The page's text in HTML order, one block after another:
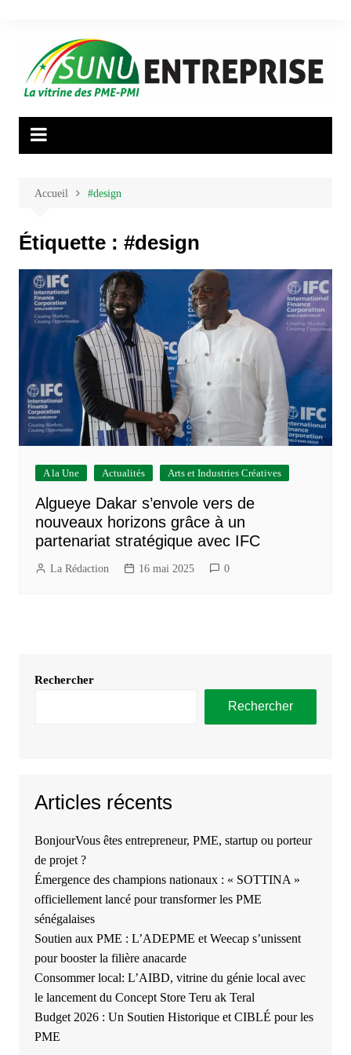
Accueil #design
Étiquette : #design
A la Une Actualités Arts et Industries Créatives
Algueye Dakar s’envole vers de
nouveaux horizons grâce à un
partenariat stratégique avec IFC
La Rédaction 16 mai 2025 0
Rechercher
Rechercher
Articles récents
BonjourVous êtes entrepreneur, PME, startup ou porteur
de projet ?
Émergence des champions nationaux : « SOTTINA »
officiellement lancé pour transformer les PME
sénégalaises
Soutien aux PME : L’ADEPME et Weecap s’unissent
pour booster la filière anacarde
Consommer local: L’AIBD, vitrine du génie local avec
le lancement du Concept Store Teru ak Teral
Budget 2026 : Un Soutien Historique et CIBLÉ pour les
PME